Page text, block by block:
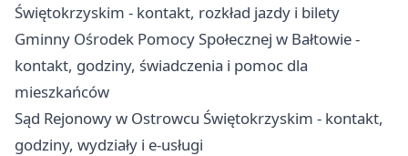
Świętokrzyskim - kontakt, rozkład jazdy i bilety
Gminny Ośrodek Pomocy Społecznej w Bałtowie -
kontakt, godziny, świadczenia i pomoc dla
mieszkańców
Sąd Rejonowy w Ostrowcu Świętokrzyskim - kontakt,
godziny, wydziały i e-usługi